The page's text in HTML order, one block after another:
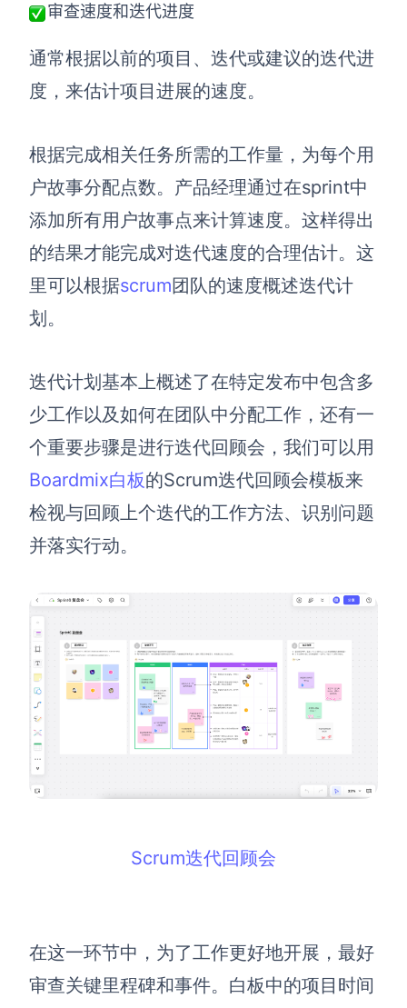
审查速度和迭代进度
通常根据以前的项目、迭代或建议的迭代进
度，来估计项目进展的速度。
根据完成相关任务所需的工作量，为每个用
户故事分配点数。产品经理通过在sprint中
添加所有用户故事点来计算速度。这样得出
的结果才能完成对迭代速度的合理估计。这
里可以根据scrum团队的速度概述迭代计
划。
迭代计划基本上概述了在特定发布中包含多
少工作以及如何在团队中分配工作， 还有一
个重要步骤是进行迭代回顾会，我们可以用
Boardmix白板的Scrum迭代回顾会模板来
检视与回顾上个迭代的工作方法、 识别问题
并落实行动。
Scrum迭代回顾会
在这一环节中，为了工作更好地开展，最好
审查关键里程碑和事件。白板中的项目时间